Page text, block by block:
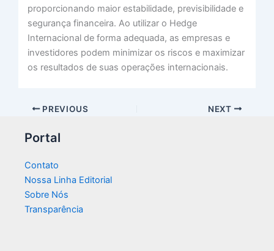
proporcionando maior estabilidade, previsibilidade e
segurança financeira. Ao utilizar o Hedge
Internacional de forma adequada, as empresas e
investidores podem minimizar os riscos e maximizar
os resultados de suas operações internacionais.
PREVIOUS NEXT
Portal
Contato
Nossa Linha Editorial
Sobre Nós
Transparência​